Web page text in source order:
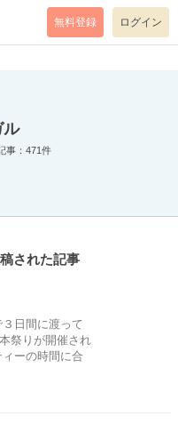
mode=return level=notice
無料登録 ログイン
ル
事：471件
された記事
日間に渡って
祭りが開催され
ーの時間に合